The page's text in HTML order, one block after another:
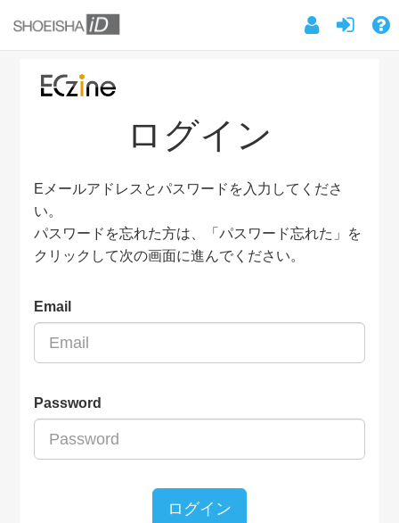
ログイン
Eメールアドレスとパスワードを入力してくださ
い。
パスワードを忘れた方は、「パスワード忘れた」を
クリックして次の画面に進んでください。
Email
Password
ログイン